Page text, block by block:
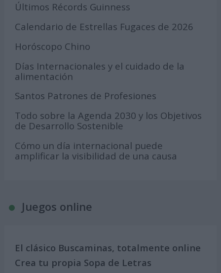
Últimos Récords Guinness
Calendario de Estrellas Fugaces de 2026
Horóscopo Chino
Días Internacionales y el cuidado de la
alimentación
Santos Patrones de Profesiones
Todo sobre la Agenda 2030 y los Objetivos
de Desarrollo Sostenible
Cómo un día internacional puede
amplificar la visibilidad de una causa
Juegos online
El clásico Buscaminas, totalmente online
Crea tu propia Sopa de Letras